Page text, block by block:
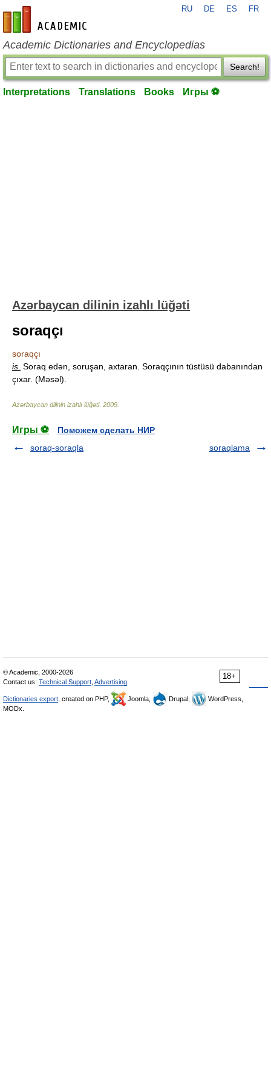
en-academic.com
RU DE ES FR
Academic Dictionaries and Encyclopedias
Search!
Interpretations Translations Books Игры ⚽
Azərbaycan dilinin izahlı lüğəti
soraqçı
soraqçı
is. Soraq edən, soruşan, axtaran. Soraqçının tüstüsü dabanından
çıxar. (Məsəl).
Azərbaycan dilinin izahlı lüğəti. 2009
Игры ⚽
Поможем сделать НИР
soraq-soraqla
soraqlama
18+
© Academic, 2000-2026
Contact us: Technical Support Advertising
Dictionaries export , created on PHP, Joomla, Drupal,
WordPress,
MODx.